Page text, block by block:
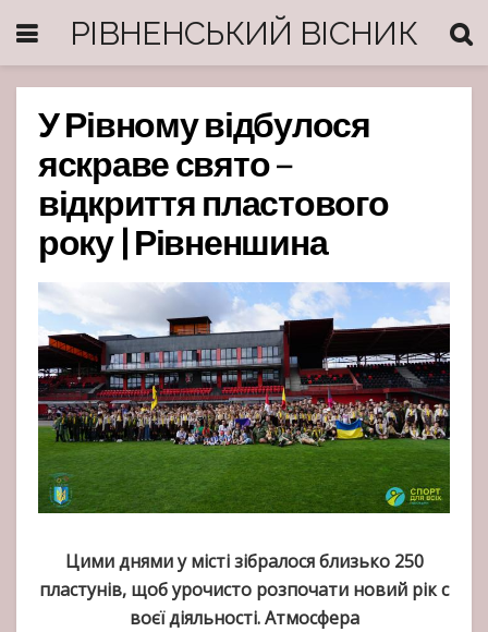
РІВНЕНСЬКИЙ ВІСНИК
У Рівному відбулося
яскраве свято –
відкриття пластового
року | Рівненшина
Цими днями у місті зібралося близько 250
пластунів, щоб урочисто розпочати новий рік с
воєї діяльності. Атмосфера